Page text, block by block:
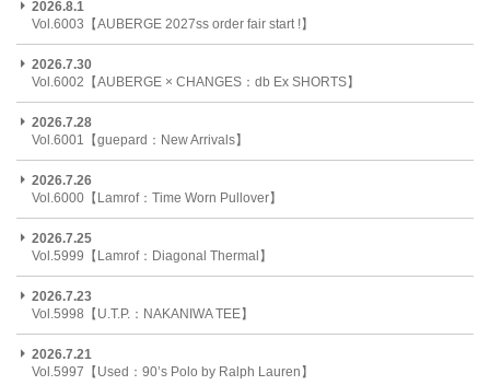
2026.8.1
Vol.6003【AUBERGE 2027ss order fair start !】
2026.7.30
Vol.6002【AUBERGE × CHANGES：db Ex SHORTS】
2026.7.28
Vol.6001【guepard：New Arrivals】
2026.7.26
Vol.6000【Lamrof：Time Worn Pullover】
2026.7.25
Vol.5999【Lamrof：Diagonal Thermal】
2026.7.23
Vol.5998【U.T.P.：NAKANIWA TEE】
2026.7.21
Vol.5997【Used：90’s Polo by Ralph Lauren】